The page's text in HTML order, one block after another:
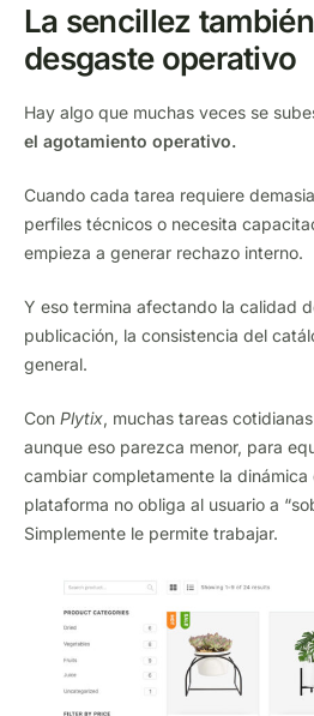
La sencillez
desgaste operativo
Hay algo que muchas veces se
el agotamiento operativo.
Cuando cada tarea requiere
perfiles técnicos o necesita
empieza a generar rechazo interno.
Y eso termina afectando la calidad
publicación, la consistencia del
general.
Con Plytix, muchas tareas
aunque eso parezca menor, para
cambiar completamente la dinámica
plataforma no obliga al usuario a
Simplemente le permite trabajar.